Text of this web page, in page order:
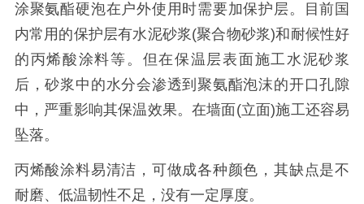
涂聚氨酯硬泡在户外使用时需要加保护层。目前国
内常用的保护层有水泥砂浆(聚合物砂浆)和耐候性好
的丙烯酸涂料等。但在保温层表面施工水泥砂浆
后，砂浆中的水分会渗透到聚氨酯泡沫的开口孔隙
中，严重影响其保温效果。在墙面(立面)施工还容易
坠落。
丙烯酸涂料易清洁，可做成各种颜色，其缺点是不
耐磨、低温韧性不足，没有一定厚度。